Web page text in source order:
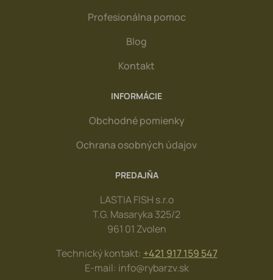
Profesionálna pomoc
Blog
Kontakt
INFORMÁCIE
Obchodné pomienky
Ochrana osobných údajov
PREDAJŇA
LASTIA FISH s.r.o
T.G. Masaryka 325/2
961 01 Zvolen
Technický kontakt: +421 917 159 547
E-mail: info@rybarzv.sk